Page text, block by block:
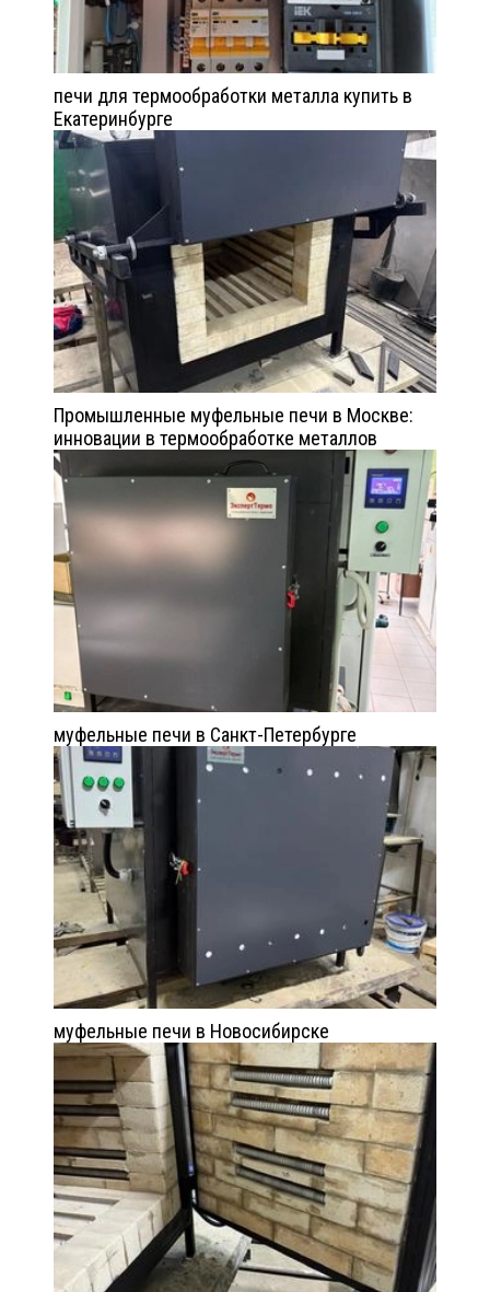
печи для термообработки металла купить в
Екатеринбурге
Промышленные муфельные печи в Москве:
инновации в термообработке металлов
муфельные печи в Санкт-Петербурге
муфельные печи в Новосибирске